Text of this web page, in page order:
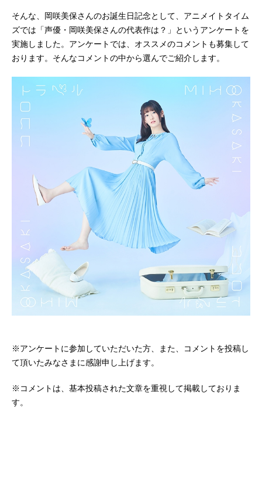
そんな、岡咲美保さんのお誕生日記念として、アニメイトタイム
ズでは「声優・岡咲美保さんの代表作は？」というアンケートを
実施しました。アンケートでは、オススメのコメントも募集して
おります。そんなコメントの中から選んでご紹介します。
※アンケートに参加していただいた方、また、コメントを投稿し
て頂いたみなさまに感謝申し上げます。
※コメントは、基本投稿された文章を重視して掲載しておりま
す。